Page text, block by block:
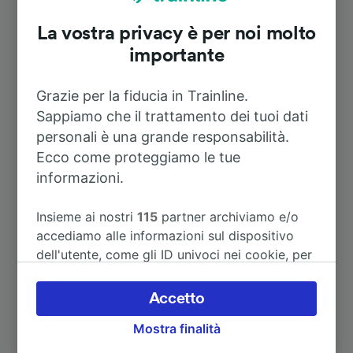
Nettelnburg
A Westerland (Sylt) 3h 44m
A Rostock Hbf
A Wolterdingen (Han) 1h 41m
A Bremen Hbf 1h 13m
A Soltau Nord
La vostra privacy è per noi molto
importante
Grazie per la fiducia in Trainline.
Sappiamo che il trattamento dei tuoi dati
personali è una grande responsabilità.
Ecco come proteggiamo le tue
informazioni.
Insieme ai nostri115 partner archiviamo e/o
accediamo alle informazioni sul dispositivo
dell'utente, come gli ID univoci nei cookie, per
accettare o gestire le proprie scelte facendo
clic di seguito, tra cui il proprio diritto di
opporsi sulla base di un interesse legittimo o
Mostra finalità
Accetto